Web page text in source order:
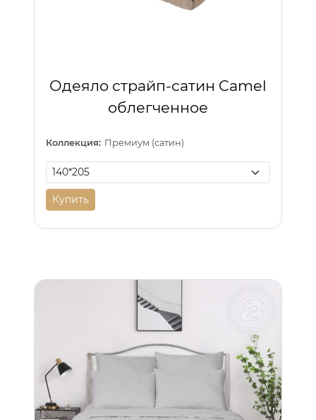
Одеяло страйп-сатин Camel
облегченное
Коллекция: Премиум (сатин)
Купить